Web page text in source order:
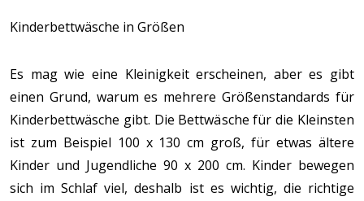
Kinderbettwäsche in Größen
Es mag wie eine Kleinigkeit erscheinen, aber es gibt
einen Grund, warum es mehrere Größenstandards für
Kinderbettwäsche gibt. Die Bettwäsche für die Kleinsten
ist zum Beispiel 100 x 130 cm groß, für etwas ältere
Kinder und Jugendliche 90 x 200 cm. Kinder bewegen
sich im Schlaf viel, deshalb ist es wichtig, die richtige